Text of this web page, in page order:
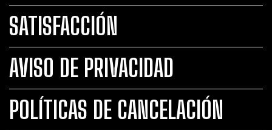
SATISFACCIÓN
AVISO DE PRIVACIDAD
POLÍTICAS DE CANCELACIÓN